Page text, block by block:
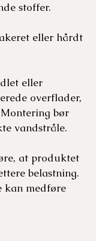
stoffer.
eller hårdt
eller
overflader,
bør
vandstråle.
at produktet
belastning.
kan medføre